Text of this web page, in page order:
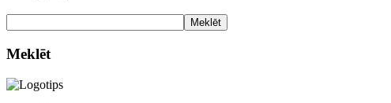
Meklēt
Meklēt